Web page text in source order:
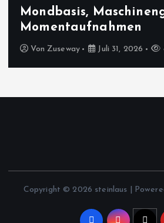
Mondbasis,
Momentaufnahmen
Von Zuseway Juli 31, 2026
Copyright © 2026 steinlaus |